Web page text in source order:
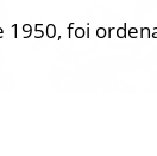
1950, foi